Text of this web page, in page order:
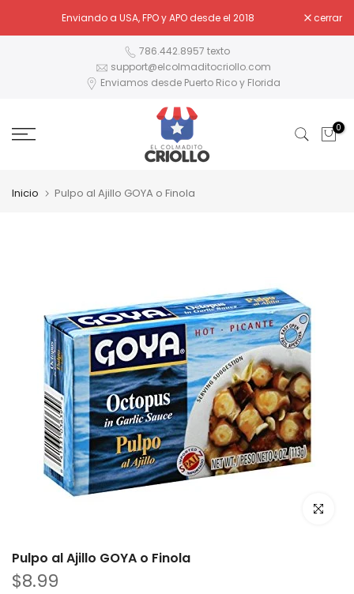
al
Enviando a USA, FPO y APO desde el 2018 cerrar
786.442.8957 texto
support@elcolmaditocriollo.com
Enviamos desde Puerto Rico y Florida
0
Inicio Pulpo al Ajillo GOYA o Finola
Haz clic
Pulpo al Ajillo GOYA o Finola
$8.99